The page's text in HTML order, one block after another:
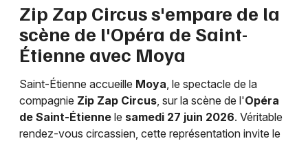
Sorties & loisirs
Cirque dans la Loire
Cirque en Rhône-Alpes
Cirque en Auvergne-Rhône-Alpes
Zip Zap Circus s'empare de la
scène de l'Opéra de Saint-
Étienne avec Moya
Saint-Étienne accueille Moya, le spectacle de la
compagnie Zip Zap Circus, sur la scène de l'Opéra
de Saint-Étienne le samedi 27 juin 2026. Véritable
rendez-vous circassien, cette représentation invite le